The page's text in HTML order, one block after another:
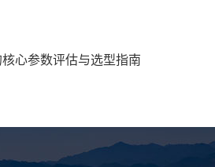
心参数评估与选型指南